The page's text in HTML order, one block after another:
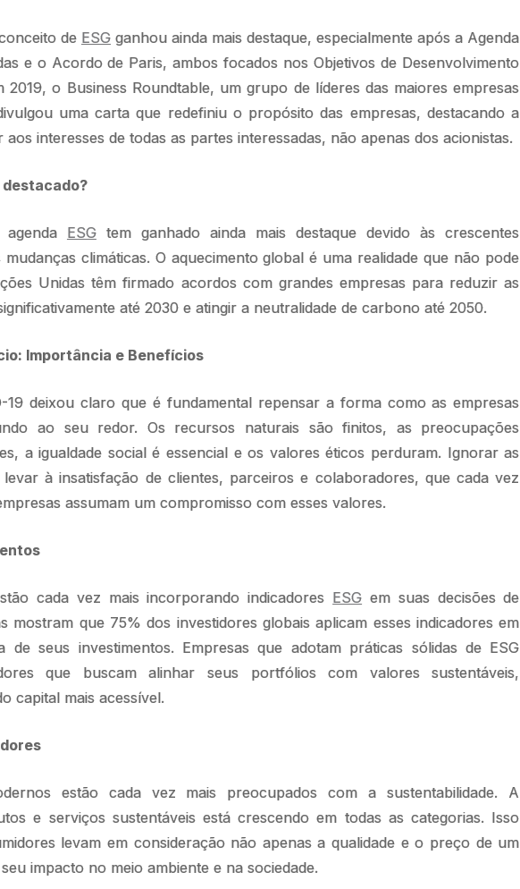
de ESGganhou ainda mais destaque, especialmente após a Agenda
e o Acordo de Paris, ambos focados nos Objetivos de Desenvolvimento
2019, o Business Roundtable, um grupo de líderes das maiores empresas
uma carta que redefiniu o propósito das empresas, destacando a
interesses de todas as partes interessadas, não apenas dos acionistas.
destacado?
ESGtem ganhado ainda mais destaque devido às crescentes
climáticas. O aquecimento global é uma realidade que não pode
Unidas têm firmado acordos com grandes empresas para reduzir as
até 2030 e atingir a neutralidade de carbono até 2050.
Importância e Benefícios
19 deixou claro que é fundamental repensar a forma como as empresas
ao seu redor. Os recursos naturais são finitos, as preocupações
a igualdade social é essencial e os valores éticos perduram. Ignorar as
levar à insatisfação de clientes, parceiros e colaboradores, que cada vez
assumam um compromisso com esses valores.
cada vez mais incorporando indicadores ESG em suas decisões de
mostram que 75% dos investidores globais aplicam esses indicadores em
de seus investimentos. Empresas que adotam práticas sólidas de ESG
que buscam alinhar seus portfólios com valores sustentáveis,
capital mais acessível.
estão cada vez mais preocupados com a sustentabilidade. A
e serviços sustentáveis está crescendo em todas as categorias. Isso
levam em consideração não apenas a qualidade e o preço de um
impacto no meio ambiente e na sociedade.